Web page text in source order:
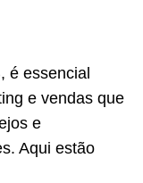
é essencial
e vendas que
e
Aqui estão